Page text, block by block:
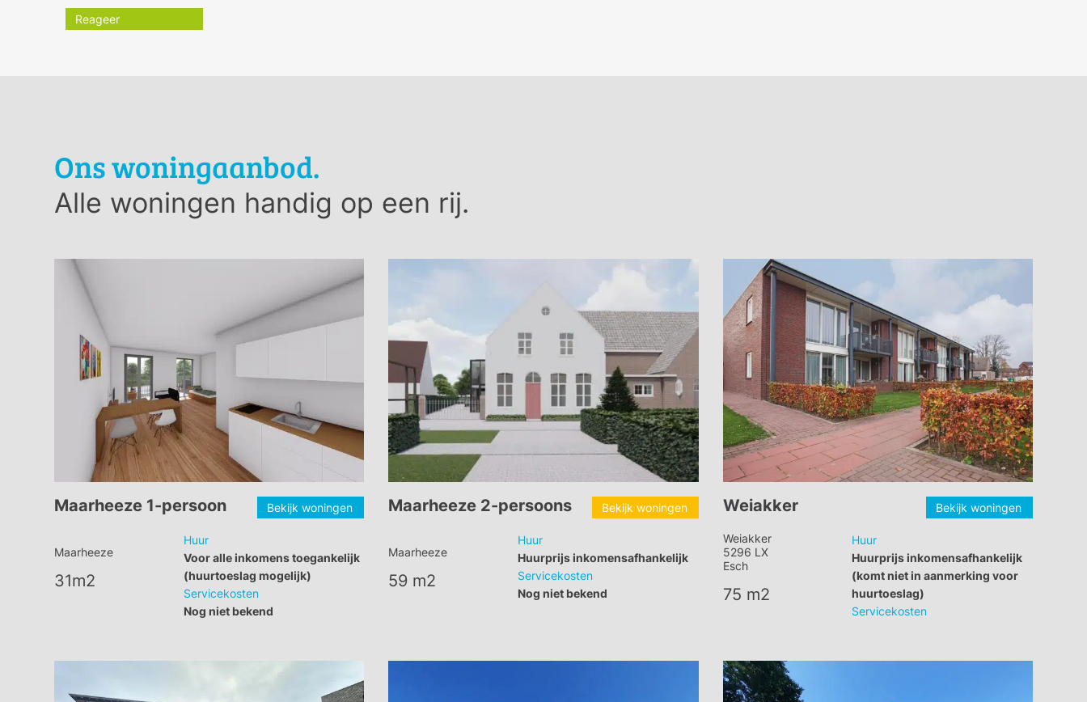
Reageer
Ons woningaanbod.
Alle woningen handig op een rij.
Maarheeze 1-persoon Bekijk woningen
Maarheeze
31m2
Huur
Voor alle inkomens toegankelijk
(huurtoeslag mogelijk)
Servicekosten
Nog niet bekend
Maarheeze 2-persoons Bekijk woningen
Maarheeze
59 m2
Huur
Huurprijs inkomensafhankelijk
Servicekosten
Nog niet bekend
Weiakker Bekijk woningen
Weiakker
5296 LX
Esch
75 m2
Huur
Huurprijs inkomensafhankelijk
(komt niet in aanmerking voor
huurtoeslag)
Servicekosten